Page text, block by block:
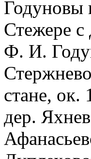
Годуновы
Стежере с
Ф. И.
стане, ок.
дер.